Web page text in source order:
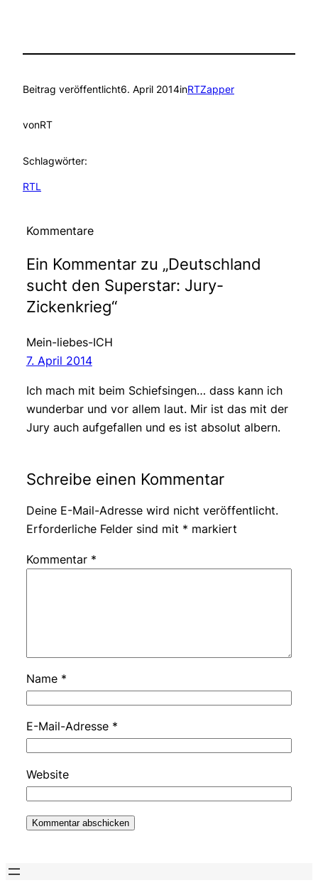
Beitrag veröffentlicht6. April 2014inRTZapper
vonRT
Schlagwörter:
RTL
Kommentare
Ein Kommentar zu „Deutschland
sucht den Superstar: Jury-
Zickenkrieg“
Mein-liebes-ICH
7. April 2014
Ich mach mit beim Schiefsingen… dass kann ich
wunderbar und vor allem laut. Mir ist das mit der
Jury auch aufgefallen und es ist absolut albern.
Schreibe einen Kommentar
Deine E-Mail-Adresse wird nicht veröffentlicht.
Erforderliche Felder sind mit * markiert
Kommentar *
Name *
E-Mail-Adresse *
Website